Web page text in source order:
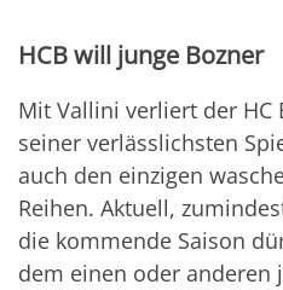
HCB will junge Bozner
Mit Vallini verliert der HC
seiner verlässlichsten
auch den einzigen
Reihen. Aktuell,
die kommende Saison
dem einen oder anderen